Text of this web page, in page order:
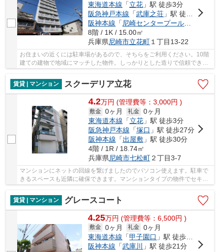
東海道本線 「立花 」駅 徒歩3分
阪急神戸本線 「武庫之荘 」駅 徒歩25分
阪神本線 「尼崎センタープール前
8階 / 1K / 15.00㎡
兵庫県尼崎市立花町１丁目13-22
お住まいの近くには駐車場があるので、そちらをご利用ください。10階
建ての建物で地域にマッチした物件。しっかりとした造りで信頼できる
賃貸 | マンション
スクーデリア立花
4.2万円 (管理費等：3,000円 )
敷金 0ヶ月 礼金 0ヶ月
東海道本線 「立花」駅 徒歩3分
阪急神戸本線 「塚口 」駅 徒歩27分
阪神本線 「出屋敷」駅 徒歩30分
4階 / 1R / 18.74㎡
兵庫県尼崎市七松町２丁目3-7
マンションにネットの回線を繋げましたのでパソコン使えます。駐車で
きるスペースも近隣に確保できます。マンションタイプの物件でセキュ
賃貸 | マンション
グレースコート
4.25万円 (管理費等：6,500円 )
敷金 0ヶ月 礼金 0ヶ月
東海道本線 「甲子園口 」駅 徒歩21分
阪神本線 「武庫川
」駅 徒歩21分